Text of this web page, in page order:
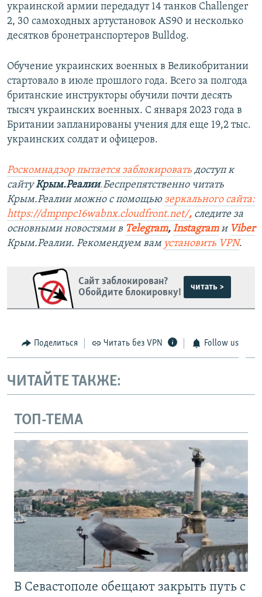
украинской армии передадут 14 танков Challenger
2, 30 самоходных артустановок AS90 и несколько
десятков бронетранспортеров Bulldog.
Обучение украинских военных в Великобритании
стартовало в июле прошлого года. Всего за полгода
британские инструкторы обучили почти десять
тысяч украинских военных. С января 2023 года в
Британии запланированы учения для еще 19,2 тыс.
украинских солдат и офицеров.
Роскомнадзор пытается заблокировать доступ к
сайтуКрым.Реалии.Беспрепятственно читать
Крым.Реалии можно с помощью зеркального сайта:
https://dmpnpc16wabnx.cloudfront.net/, следите за
основными новостями в Telegram, Instagramи Viber
Крым.Реалии. Рекомендуем вам установить VPN.
Сайт заблокирован?
Обойдите блокировку!
читать >
Поделиться Читать без VPN Follow us
ЧИТАЙТЕ ТАКЖЕ:
ТОП-ТЕМА
В Севастополе обещают закрыть путь с